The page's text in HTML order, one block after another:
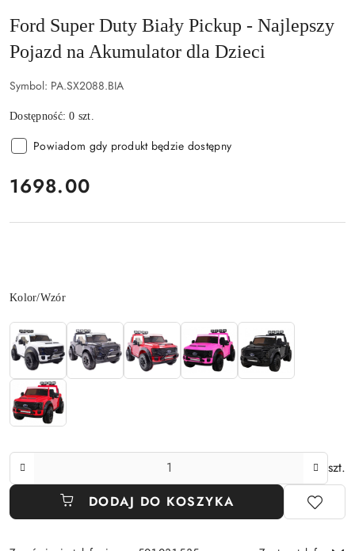
Ford Super Duty Biały Pickup - Najlepszy
Pojazd na Akumulator dla Dzieci
Symbol: PA.SX2088.BIA
Dostępność:0 szt.
Powiadom gdy produkt będzie dostępny
cena:
1698.00
Wariant
Kolor/Wzór
szt.
DODAJ DO KOSZYKA